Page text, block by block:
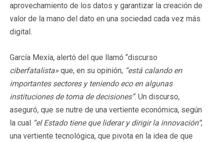
aprovechamiento de los datos y garantizar la creación de
valor de la mano del dato en una sociedad cada vez más
digital.
García Mexía, alertó del que llamó “discurso
ciberfatalista» que, en su opinión, “está calando en
importantes sectores y teniendo eco en algunas
instituciones de toma de decisiones”. Un discurso,
aseguró, que se nutre de una vertiente económica, según
la cual “el Estado tiene que liderar y dirigir la innovación”;
una vertiente tecnológica, que pivota en la idea de que